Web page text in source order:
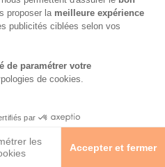
tri de nos emballages
de nos emballages
collectés parShopadvizor